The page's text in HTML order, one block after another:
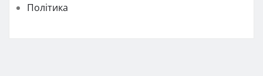
Політика